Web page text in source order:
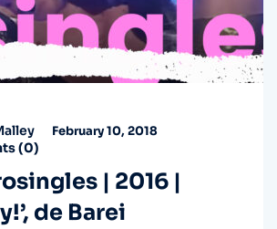
February 10, 2018
(0)
| 2016 |
de Barei